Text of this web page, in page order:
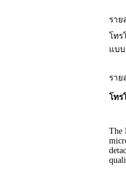
ราย
โทร
แบบ
ราย
โทร
The